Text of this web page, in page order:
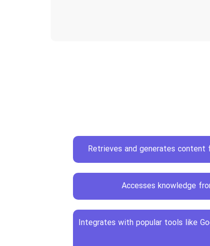
Retrieves and generates content
Accesses knowledge
Integrates with popular tools like